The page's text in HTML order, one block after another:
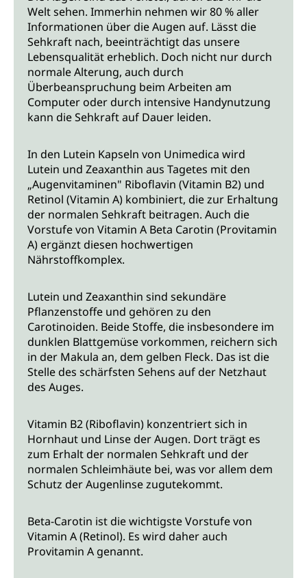
Welt sehen. Immerhin nehmen wir 80 % aller
Informationen über die Augen auf. Lässt die
Sehkraft nach, beeinträchtigt das unsere
Lebensqualität erheblich. Doch nicht nur durch
normale Alterung, auch durch
Überbeanspruchung beim Arbeiten am
Computer oder durch intensive Handynutzung
kann die Sehkraft auf Dauer leiden.
In den Lutein Kapseln von Unimedica wird
Lutein und Zeaxanthin aus Tagetes mit den
„Augenvitaminen" Riboflavin (Vitamin B2) und
Retinol (Vitamin A) kombiniert, die zur Erhaltung
der normalen Sehkraft beitragen. Auch die
Vorstufe von Vitamin A Beta Carotin (Provitamin
A) ergänzt diesen hochwertigen
Nährstoffkomplex.
Lutein und Zeaxanthin sind sekundäre
Pflanzenstoffe und gehören zu den
Carotinoiden. Beide Stoffe, die insbesondere im
dunklen Blattgemüse vorkommen, reichern sich
in der Makula an, dem gelben Fleck. Das ist die
Stelle des schärfsten Sehens auf der Netzhaut
des Auges.
Vitamin B2 (Riboflavin) konzentriert sich in
Hornhaut und Linse der Augen. Dort trägt es
zum Erhalt der normalen Sehkraft und der
normalen Schleimhäute bei, was vor allem dem
Schutz der Augenlinse zugutekommt.
Beta-Carotin ist die wichtigste Vorstufe von
Vitamin A (Retinol). Es wird daher auch
Provitamin A genannt.